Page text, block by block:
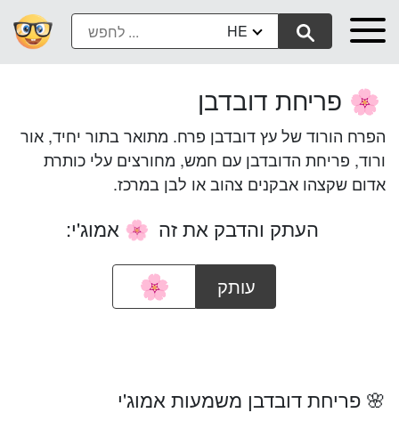
HE
🌸 פריחת דובדבן
הפרח הורוד של עץ דובדבן פרח. מתואר בתור יחיד, אור
ורוד, פריחת הדובדבן עם חמש, מחורצים עלי כותרת
אדום שקצהו אבקנים צהוב או לבן במרכז.
העתק והדבק את זה 🌸 אמוג'י:
עותק
🌸 פריחת דובדבן משמעות אמוג'י